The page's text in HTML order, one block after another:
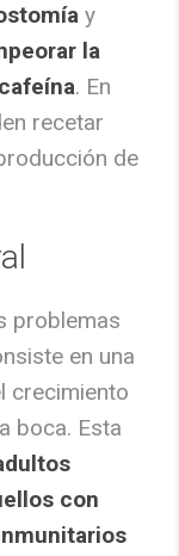
y
la
. En
recetar
de
problemas
en una
crecimiento
boca. Esta
con